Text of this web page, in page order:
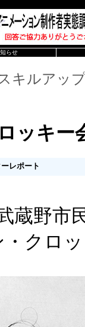
らせ
キルアッ
ッキー
レポート
蔵野市
クロ